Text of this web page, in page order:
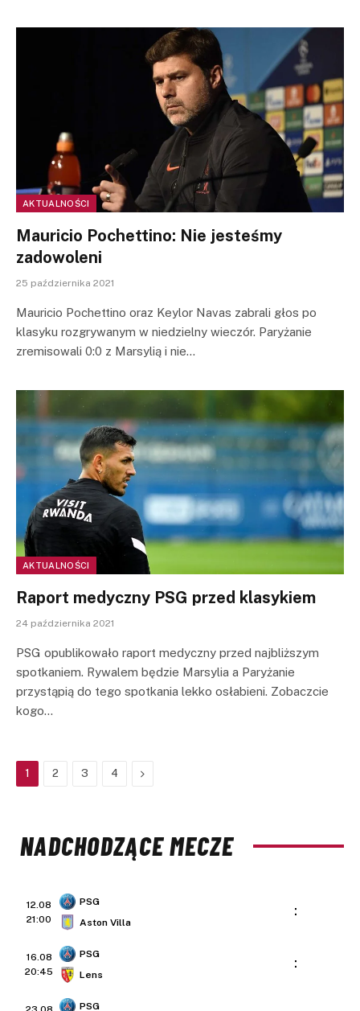
AKTUALNOŚCI
Mauricio Pochettino: Nie jesteśmy
zadowoleni
25 października 2021
Mauricio Pochettino oraz Keylor Navas zabrali głos po
klasyku rozgrywanym w niedzielny wieczór. Paryżanie
zremisowali 0:0 z Marsylią i nie…
AKTUALNOŚCI
Raport medyczny PSG przed klasykiem
24 października 2021
PSG opublikowało raport medyczny przed najbliższym
spotkaniem. Rywalem będzie Marsylia a Paryżanie
przystąpią do tego spotkania lekko osłabieni. Zobaczcie
kogo…
1 2 3 4 Next
NADCHODZĄCE MECZE
12.08
21:00
PSG
Aston Villa
:
16.08
20:45
PSG
Lens
:
PSG